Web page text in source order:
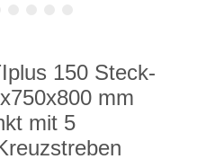
150 Steck-
mm
mit 5